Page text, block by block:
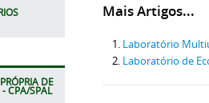
DE
CPA/SPAL
Mais Artigos...
Laboratório
Laboratório de